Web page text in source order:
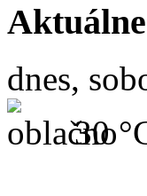
dnes,
30